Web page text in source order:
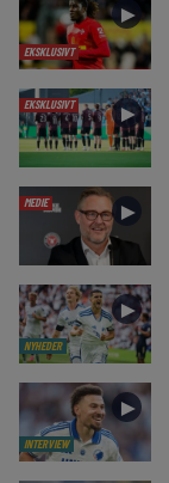
EKSKLUSIVT
►
EKSKLUSIVT ►
MEDIE ►
NYHEDER
►
INTERVIEW
►